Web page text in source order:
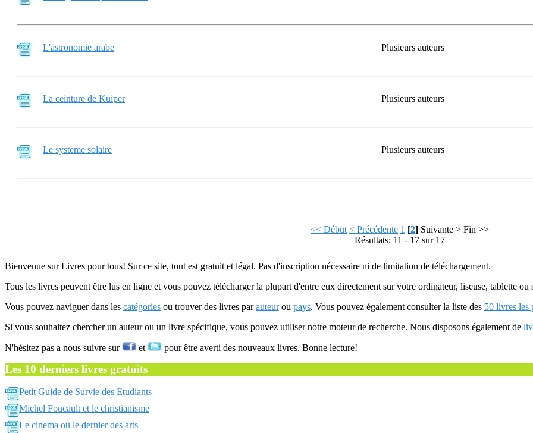
L'astronomie arabe Plusieurs auteurs
La ceinture de Kuiper Plusieurs auteurs
Le systeme solaire Plusieurs auteurs
<< Début < Précédente 1 [2] Suivante > Fin >>
Résultats: 11 - 17 sur 17
Bienvenue sur Livres pour tous! Sur ce site, tout est gratuit et légal. Pas d'inscription nécessaire ni de limitation de téléchargement.
Tous les livres peuvent être lus en ligne et vous pouvez télécharger la plupart d'entre eux directement sur votre ordinateur, liseuse, tablette ou
Vous pouvez naviguer dans les catégories ou trouver des livres parauteurou pays. Vous pouvez également consulter la liste des 50 livres les
Si vous souhaitez chercher un auteur ou un livre spécifique, vous pouvez utiliser notre moteur de recherche. Nous disposons également de
N'hésitez pas a nous suivre sur et pour être averti des nouveaux livres. Bonne lecture!
Les 10 derniers livres gratuits
Petit Guide de Survie des Etudiants
Michel Foucault et le christianisme
Le cinema ou le dernier des arts